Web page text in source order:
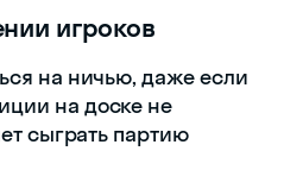
игроков
на ничью, даже если
на доске не
сыграть партию